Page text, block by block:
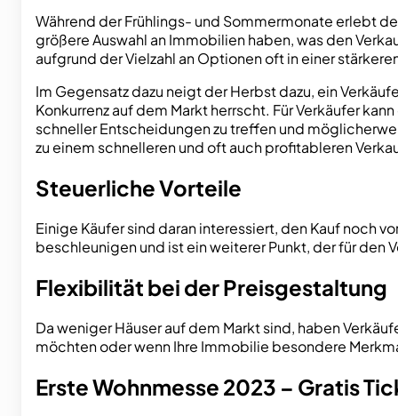
Während der Frühlings- und Sommermonate erlebt
größere Auswahl an Immobilien haben, was den
aufgrund der Vielzahl an Optionen oft in einer
Im Gegensatz dazu neigt der Herbst dazu, ein
Konkurrenz auf dem Markt herrscht. Für Verkäufer
schneller Entscheidungen zu treffen und
zu einem schnelleren und oft auch profitableren
Steuerliche Vorteile
Einige Käufer sind daran interessiert, den Kauf noch
beschleunigen und ist ein weiterer Punkt, der für den
Flexibilität bei der Preisgestaltung
Da weniger Häuser auf dem Markt sind, haben
möchten oder wenn Ihre Immobilie besondere
Erste Wohnmesse 2023 – Gratis